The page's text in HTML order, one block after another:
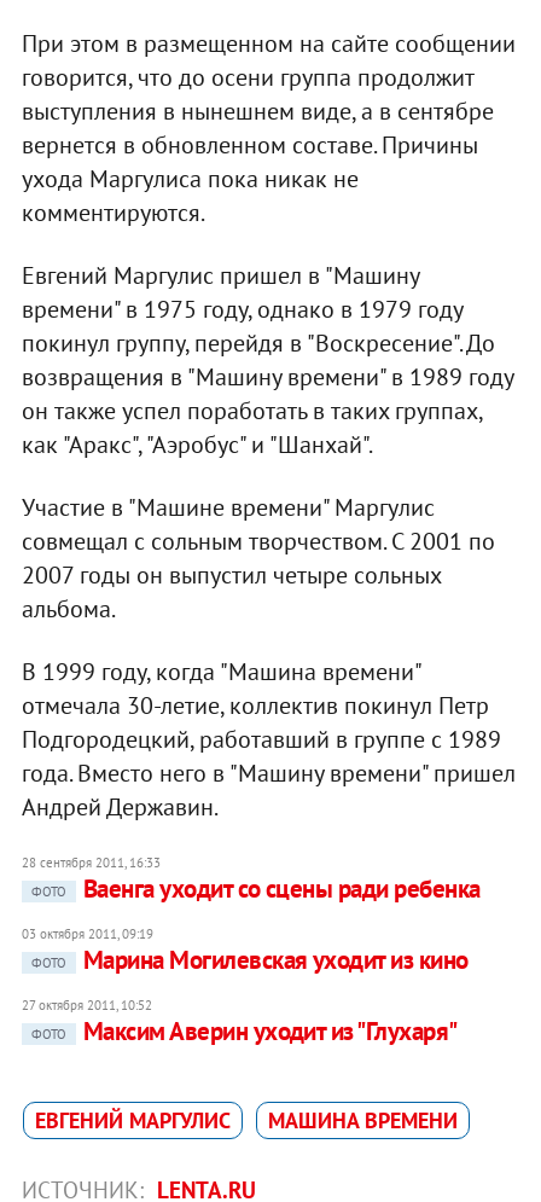
При этом в размещенном на сайте сообщении
говорится, что до осени группа продолжит
выступления в нынешнем виде, а в сентябре
вернется в обновленном составе. Причины
ухода Маргулиса пока никак не
комментируются.
Евгений Маргулис пришел в "Машину
времени" в 1975 году, однако в 1979 году
покинул группу, перейдя в "Воскресение". До
возвращения в "Машину времени" в 1989 году
он также успел поработать в таких группах,
как "Аракс", "Аэробус" и "Шанхай".
Участие в "Машине времени" Маргулис
совмещал с сольным творчеством. С 2001 по
2007 годы он выпустил четыре сольных
альбома.
В 1999 году, когда "Машина времени"
отмечала 30-летие, коллектив покинул Петр
Подгородецкий, работавший в группе с 1989
года. Вместо него в "Машину времени" пришел
Андрей Державин.
28 сентября 2011, 16:33
ФОТО
Ваенга уходит со сцены ради ребенка
03 октября 2011, 09:19
ФОТО
Марина Могилевская уходит из кино
27 октября 2011, 10:52
ФОТО
Максим Аверин уходит из "Глухаря"
ЕВГЕНИЙ МАРГУЛИС МАШИНА ВРЕМЕНИ
ИСТОЧНИК: LENTA.RU